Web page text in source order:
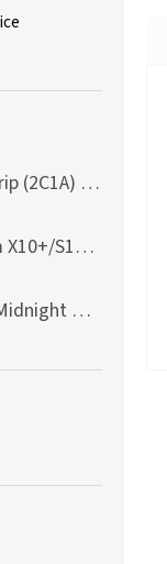
Xiaomi 20W Power Strip (2C1A) EU
hviezdičiek.
Xiaomi Robot Vacuum X10+/S10+/X10/X20+ Side Brush
hviezdičiek.
GameSir Nova Lite 2 Midnight Gray
hviezdičiek.